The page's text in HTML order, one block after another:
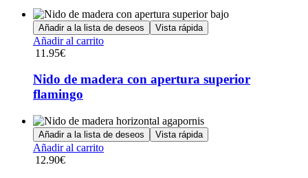
Añadir a la lista de deseos Vista rápida
Añadir al carrito
11.95€
Nido de madera con apertura superior
flamingo
Añadir a la lista de deseos Vista rápida
Añadir al carrito
12.90€